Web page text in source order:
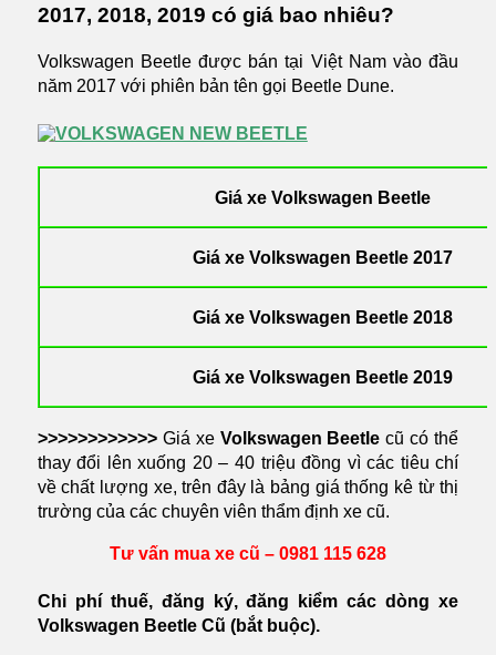
2017, 2018, 2019 có giá bao nhiêu?
Volkswagen Beetle được bán tại Việt Nam vào đầu
năm 2017 với phiên bản tên gọi Beetle Dune.
Giá xe Volkswagen Beetle
Giá xe Volkswagen Beetle 2017
Giá xe Volkswagen Beetle 2018
Giá xe Volkswagen Beetle 2019
>>>>>>>>>>>>Giá xe Volkswagen Beetle cũ có thể
thay đổi lên xuống 20 – 40 triệu đồng vì các tiêu chí
về chất lượng xe, trên đây là bảng giá thống kê từ thị
trường của các chuyên viên thẩm định xe cũ.
Tư vấn mua xe cũ – 0981 115 628
Chi phí thuế, đăng ký, đăng kiểm các dòng xe
Volkswagen Beetle Cũ (bắt buộc).